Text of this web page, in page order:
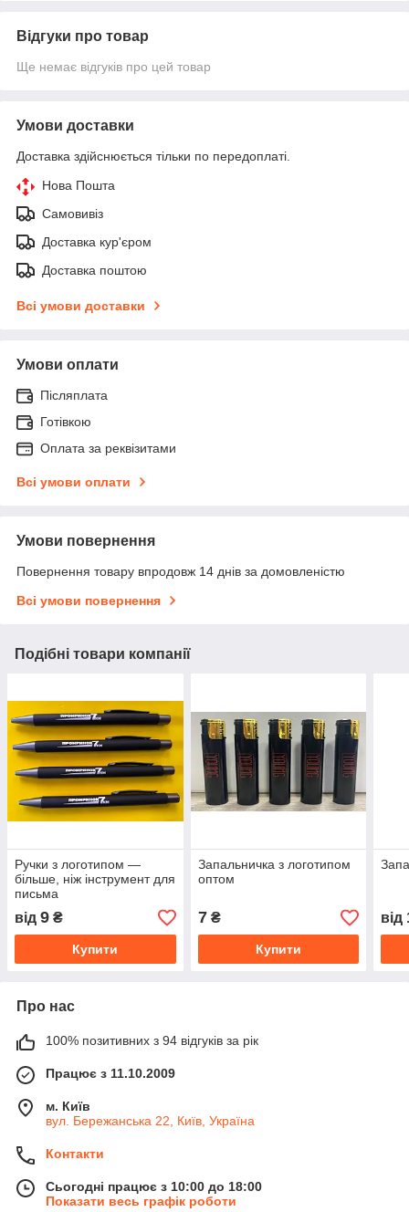
Відгуки про товар
Ще немає відгуків про цей товар
Умови доставки
Доставка здійснюється тільки по передоплаті.
Нова Пошта
Самовивіз
Доставка кур'єром
Доставка поштою
Всі умови доставки
Умови оплати
Післяплата
Готівкою
Оплата за реквізитами
Всі умови оплати
Умови повернення
Повернення товару впродовж 14 днів за домовленістю
Всі умови повернення
Подібні товари компанії
Ручки з логотипом —
більше, ніж інструмент для
письма
від 9 ₴
Купити
Запальничка з логотипом
оптом
7₴
Купити
від
Про нас
100% позитивних з 94 відгуків за рік
Працює з 11.10.2009
м. Київ
вул. Бережанська 22, Київ, Україна
Контакти
Сьогодні працює з 10:00 до 18:00
Показати весь графік роботи